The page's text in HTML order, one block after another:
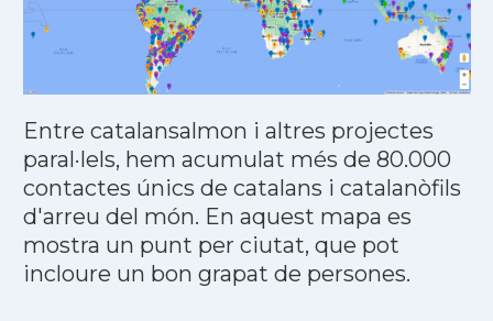
Entre catalansalmon i altres projectes
paral·lels, hem acumulat més de 80.000
contactes únics de catalans i catalanòfils
d'arreu del món. En aquest mapa es
mostra un punt per ciutat, que pot
incloure un bon grapat de persones.